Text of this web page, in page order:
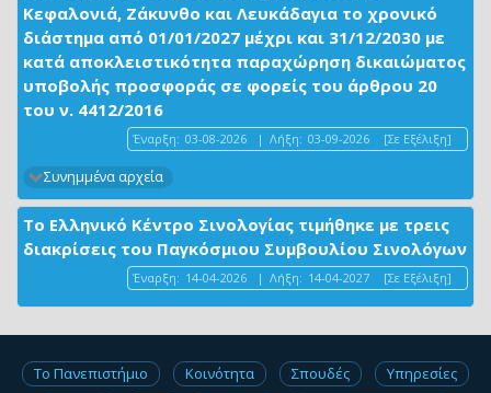
Κεφαλονιά, Ζάκυνθο και Λευκάδαγια το χρονικό
διάστημα από 01/01/2027 μέχρι και 31/12/2030 με
κατά αποκλειστικότητα παραχώρηση δικαιώματος
υποβολής προσφοράς σε φορείς του άρθρου 20
του ν. 4412/2016
Έναρξη: 03-08-2026 | Λήξη: 03-09-2026 [Σε Εξέλιξη]
Συνημμένα αρχεία
Το Ελληνικό Κέντρο Σινολογίας τιμήθηκε με τρεις
διακρίσεις του Παγκόσμιου Συμβουλίου Σινολόγων
Έναρξη: 14-04-2026 | Λήξη: 14-04-2027 [Σε Εξέλιξη]
Το Πανεπιστήμιο Κοινότητα Σπουδές
Υπηρεσίες